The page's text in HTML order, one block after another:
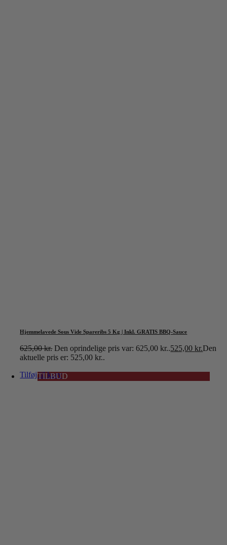
Hjemmelavede Sous Vide Spareribs 5 Kg | Inkl. GRATIS BBQ-Sauce
625,00kr. Den oprindelige pris var: 625,00 kr..525,00kr.Den
aktuelle pris er: 525,00 kr..
Tilføj til kurv
TILBUD